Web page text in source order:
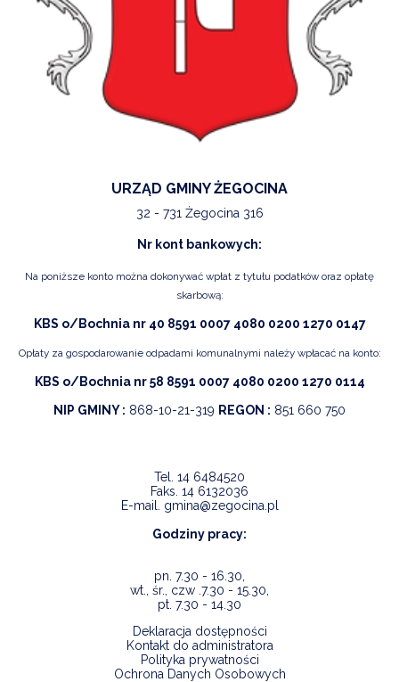
URZĄD GMINY ŻEGOCINA
32 - 731 Żegocina 316
Nr kont bankowych:
Na poniższe konto można dokonywać wpłat z tytułu podatków oraz opłatę
skarbową:
KBS o/Bochnia nr 40 8591 0007 4080 0200 1270 0147
Opłaty za gospodarowanie odpadami komunalnymi należy wpłacać na konto:
KBS o/Bochnia nr 58 8591 0007 4080 0200 1270 0114
NIP GMINY : 868-10-21-319 REGON : 851 660 750
Tel. 14 6484520
Faks. 14 6132036
E-mail. gmina@zegocina.pl
Godziny pracy:
pn. 7.30 - 16.30,
wt., śr., czw .7.30 - 15.30,
pt. 7.30 - 14.30
Deklaracja dostępności
Kontakt do administratora
Polityka prywatności
Ochrona Danych Osobowych